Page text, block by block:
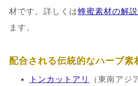
材です。詳しくは蜂蜜素材の解
ます。
配合される伝統的なハーブ素
トンカットアリ
（東南アジ